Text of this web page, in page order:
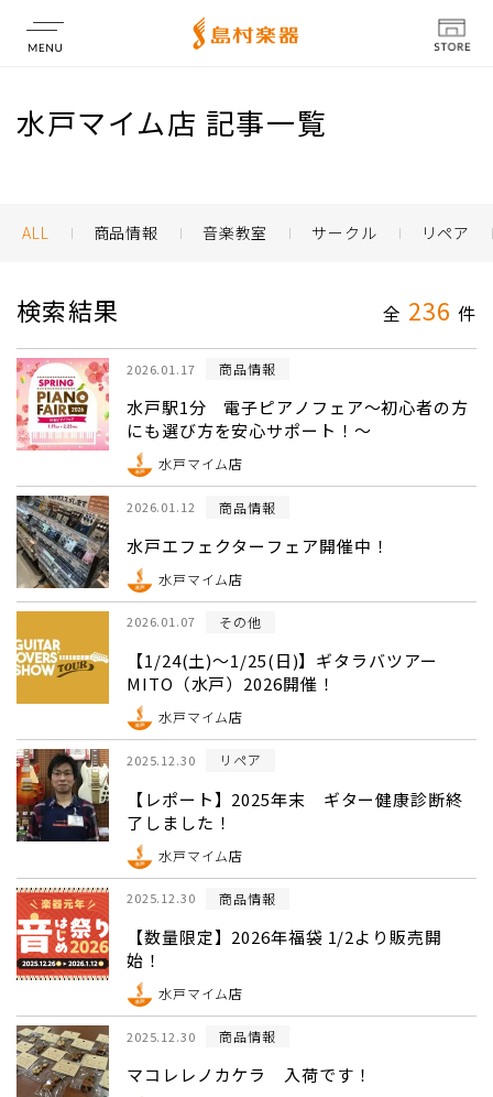
店舗情報
水戸マイム店 記事一覧
ALL 商品情報 音楽教室 サークル リペア
検索結果 全 236 件
2026.01.17 商品情報
水戸駅1分 電子ピアノフェア～初心者の方
にも選び方を安心サポート！～
水戸マイム店
2026.01.12 商品情報
水戸エフェクターフェア開催中！
水戸マイム店
2026.01.07 その他
【1/24(土)～1/25(日)】ギタラバツアー
MITO（水戸）2026開催！
水戸マイム店
2025.12.30 リペア
【レポート】2025年末 ギター健康診断終
了しました！
水戸マイム店
2025.12.30 商品情報
【数量限定】2026年福袋 1/2より販売開
始！
水戸マイム店
2025.12.30 商品情報
マコレレノカケラ 入荷です！